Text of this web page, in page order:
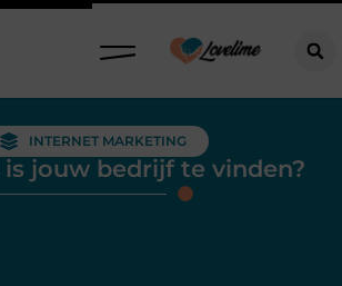
INTERNET MARKETING
is jouw bedrijf te vinden?